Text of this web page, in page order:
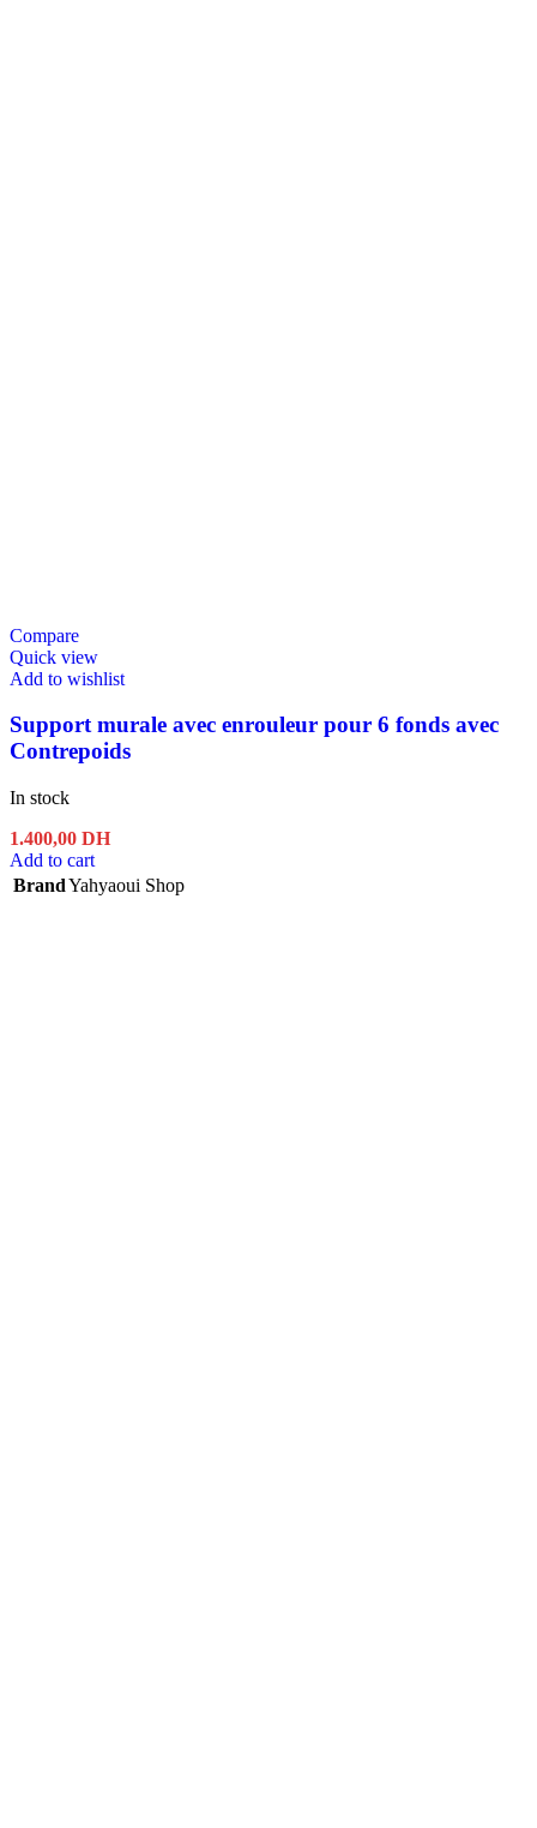
Compare
Quick view
Add to wishlist
Support murale avec enrouleur pour 6 fonds avec
Contrepoids
In stock
1.400,00 DH
Add to cart
BrandYahyaoui Shop